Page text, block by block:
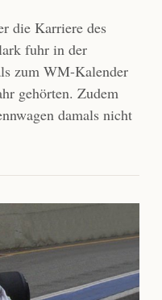
die Karriere des
fuhr in der
zum WM-Kalender
gehörten. Zudem
damals nicht